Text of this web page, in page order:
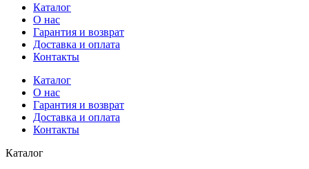
Каталог
О нас
Гарантия и возврат
Доставка и оплата
Контакты
Каталог
О нас
Гарантия и возврат
Доставка и оплата
Контакты
Каталог